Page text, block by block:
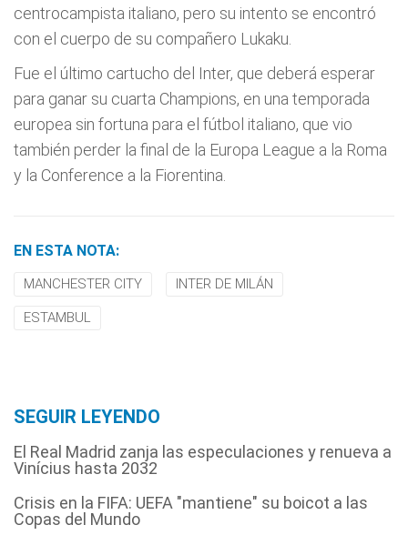
centrocampista italiano, pero su intento se encontró
con el cuerpo de su compañero Lukaku.
Fue el último cartucho del Inter, que deberá esperar
para ganar su cuarta Champions, en una temporada
europea sin fortuna para el fútbol italiano, que vio
también perder la final de la Europa League a la Roma
y la Conference a la Fiorentina.
EN ESTA NOTA:
MANCHESTER CITY INTER DE MILÁN
ESTAMBUL
SEGUIR LEYENDO
El Real Madrid zanja las especulaciones y renueva a
Vinícius hasta 2032
Crisis en la FIFA: UEFA "mantiene" su boicot a las
Copas del Mundo